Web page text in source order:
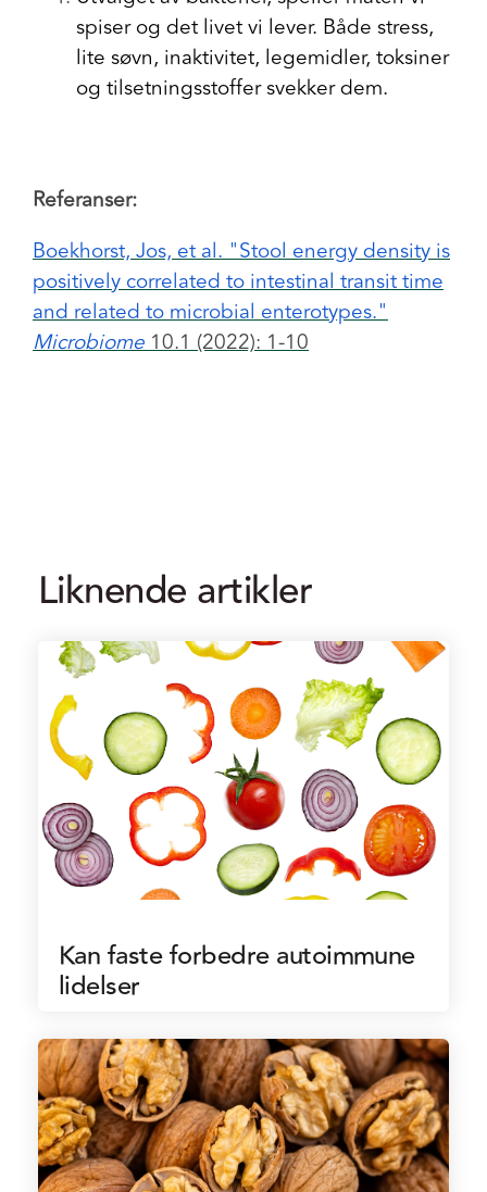
spiser og det livet vi lever. Både stress,
lite søvn, inaktivitet, legemidler, toksiner
og tilsetningsstoffer svekker dem.
Referanser:
Boekhorst, Jos, et al."Stool energy density is
positively correlated to intestinal transit time
and related to microbial enterotypes."
Microbiome10.1 (2022): 1-10
Liknende artikler
Kan faste forbedre autoimmune
lidelser